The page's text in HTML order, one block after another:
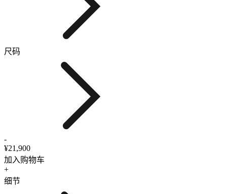
尺码
-
¥21,900
加入购物车
+
细节